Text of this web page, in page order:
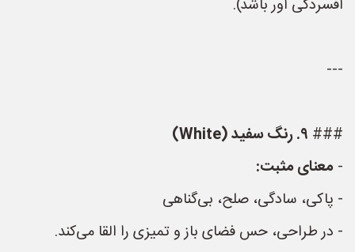
افسردگی آور باشد).
---
### ۹. رنگ سفید (White)
- معنای مثبت:
- پاکی، سادگی، صلح، بی‌گناهی
- در طراحی، حس فضای باز و تمیزی را القا می‌کند.